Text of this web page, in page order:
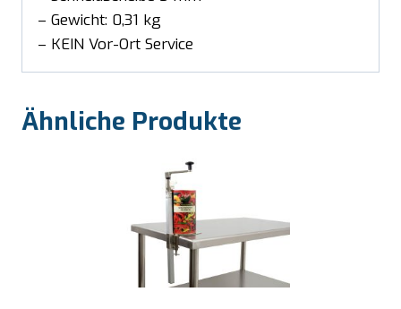
– Gewicht: 0,31 kg
– KEIN Vor-Ort Service
Ähnliche Produkte